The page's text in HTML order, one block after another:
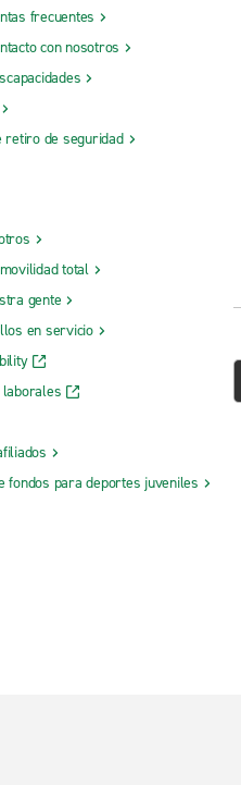
frecuentes
con nosotros
retiro de seguridad
total
gente
en servicio
laborales
fondos para deportes juveniles